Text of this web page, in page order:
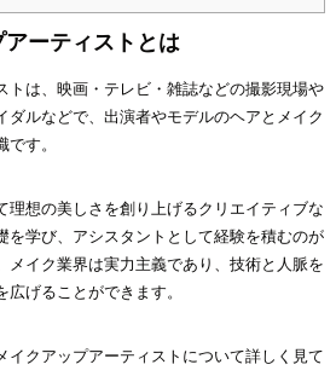
ーティストとは
トは、映画・テレビ・雑誌などの撮影現場や
ダルなどで、出演者やモデルのヘアとメイク
す。
理想の美しさを創り上げるクリエイティブな
を学び、アシスタントとして経験を積むのが
メイク業界は実力主義であり、技術と人脈を
げることができます。
イクアップアーティストについて詳しく見て